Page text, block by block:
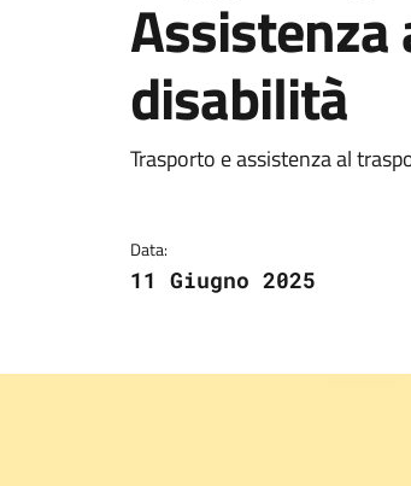
disabilità
Dettagli
Trasporto e assistenza al
Data:
11 Giugno 2025